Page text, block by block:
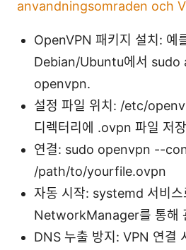
anvandningsomraden och
OpenVPN 패키지 설치: 예
Debian/Ubuntu에서
openvpn.
설정 파일 위치: /etc/
디렉터리에 .ovpn 파일 저
연결: sudo openvpn --
/path/to/yourfile.ovpn
자동 시작: systemd 서비스
NetworkManager를 통해
DNS 누출 방지: VPN 연결